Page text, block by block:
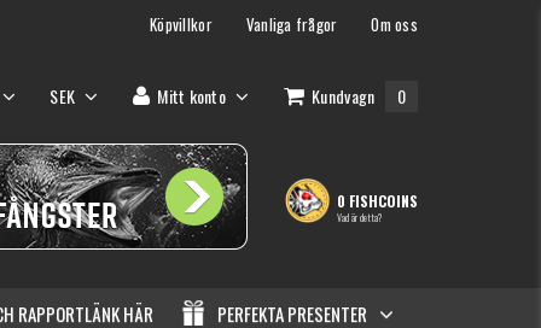
Köpvillkor Vanliga frågor Om oss
SEK Mitt konto Kundvagn 0
0 FISHCOINS
Vad är detta?
RAPPORTLÄNK HÄR
PERFEKTA PRESENTER